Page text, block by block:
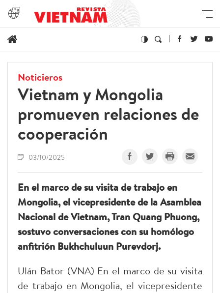
Noticieros
Vietnam y Mongolia
promueven relaciones de
cooperación
03/10/2025
En el marco de su visita de trabajo en
Mongolia, el vicepresidente de la Asamblea
Nacional de Vietnam, Tran Quang Phuong,
sostuvo conversaciones con su homólogo
anfitrión Bukhchuluun Purevdorj.
Ulán Bator (VNA) En el marco de su visita
de trabajo en Mongolia, el vicepresidente